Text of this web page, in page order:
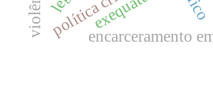
encarceramento